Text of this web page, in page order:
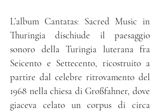
L’album Cantatas: Sacred Music in
Thuringia dischiude il paesaggio
sonoro della Turingia luterana fra
Seicento e Settecento, ricostruito a
partire dal celebre ritrovamento del
1968 nella chiesa di Großfahner, dove
giaceva celato un corpus di circa